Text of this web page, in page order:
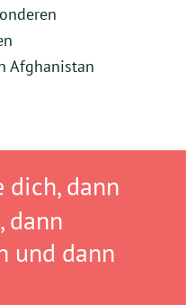
Afghanistan
dann
dann
und dann